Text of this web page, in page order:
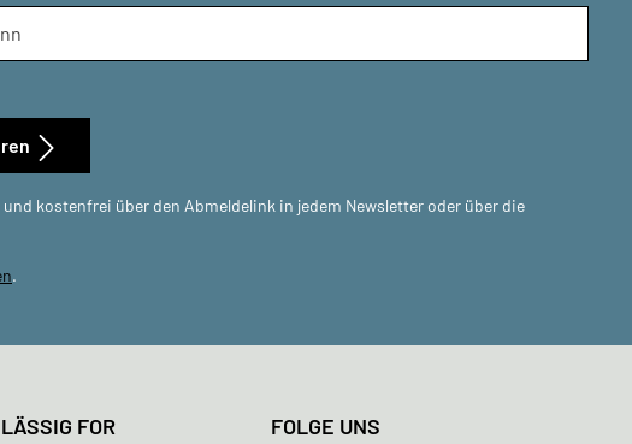
kostenfrei über den Abmeldelink in jedem Newsletter oder über die
.
LÄSSIG FOR
FOLGE UNS